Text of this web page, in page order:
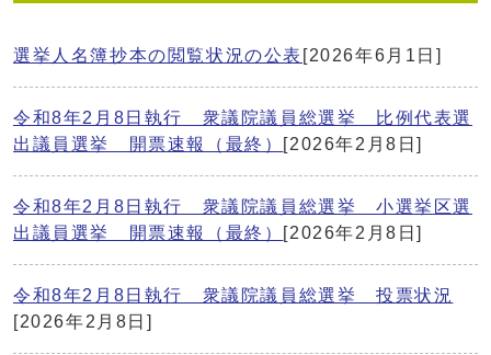
選挙人名簿抄本の閲覧状況の公表 [2026年6月1日]
令和8年2月8日執行 衆議院議員総選挙 比例代表選
出議員選挙 開票速報（最終） [2026年2月8日]
令和8年2月8日執行 衆議院議員総選挙 小選挙区選
出議員選挙 開票速報（最終） [2026年2月8日]
令和8年2月8日執行 衆議院議員総選挙 投票状況
[2026年2月8日]